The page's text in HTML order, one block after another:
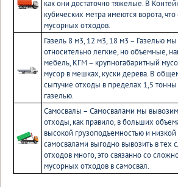
как они достаточно тяжелые. В
кубических метра имеются ворота, что
мусорных отходов.
Газель 8 м3, 12 м3, 18 м3 – Газелью
относительно легкие, но объемные,
мебель, КГМ – крупногабаритный
мусор в мешках, куски дерева. В
сыпучие отходы в пределах 1,5
газелью.
Самосвалы – Самосвалами мы
отходы, как правило, в больших
высокой грузоподъемностью и низкой
самосвалами выгодно вывозить в тех
отходов много, это связанно со
мусорных отходов в самосвал.